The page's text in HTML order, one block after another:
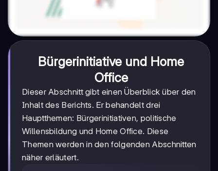
Bürgerinitiative und Home
Office
Dieser Abschnitt gibt einen Überblick über den
Inhalt des Berichts. Er behandelt drei
Hauptthemen: Bürgerinitiativen, politische
Willensbildung und Home Office. Diese
Themen werden in den folgenden Abschnitten
näher erläutert.